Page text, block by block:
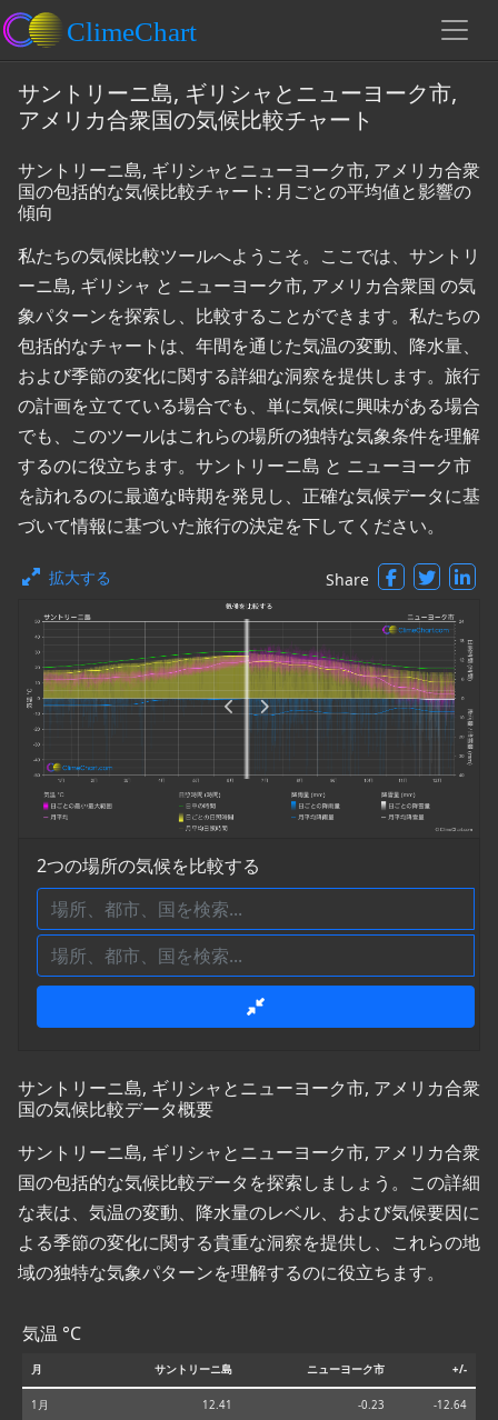
サントリーニ島, ギリシャとニューヨーク市,
アメリカ合衆国の気候比較チャート
サントリーニ島, ギリシャとニューヨーク市, アメリカ合衆
国の包括的な気候比較チャート: 月ごとの平均値と影響の
傾向
私たちの気候比較ツールへようこそ。ここでは、サントリ
ーニ島, ギリシャ と ニューヨーク市, アメリカ合衆国 の気
象パターンを探索し、比較することができます。私たちの
包括的なチャートは、年間を通じた気温の変動、降水量、
および季節の変化に関する詳細な洞察を提供します。旅行
の計画を立てている場合でも、単に気候に興味がある場合
でも、このツールはこれらの場所の独特な気象条件を理解
するのに役立ちます。サントリーニ島 と ニューヨーク市
を訪れるのに最適な時期を発見し、正確な気候データに基
づいて情報に基づいた旅行の決定を下してください。
拡大する Share
2つの場所の気候を比較する
サントリーニ島, ギリシャとニューヨーク市, アメリカ合衆
国の気候比較データ概要
サントリーニ島, ギリシャとニューヨーク市, アメリカ合衆
国の包括的な気候比較データを探索しましょう。この詳細
な表は、気温の変動、降水量のレベル、および気候要因に
よる季節の変化に関する貴重な洞察を提供し、これらの地
域の独特な気象パターンを理解するのに役立ちます。
気温 °C
月 サントリーニ島 ニューヨーク市 +/-
1月 12.41 -0.23 -12.64